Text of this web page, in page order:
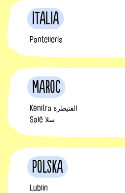
Italia
Pantelleria
Maroc
Kénitra القنيطرة
Salé سلا
Polska
Lublin